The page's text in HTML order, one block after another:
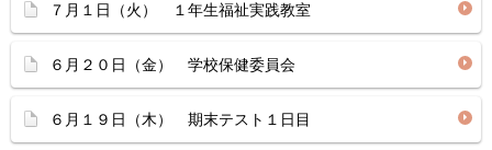
７月１日（火） １年生福祉実践教室
６月２０日（金） 学校保健委員会
６月１９日（木） 期末テスト１日目